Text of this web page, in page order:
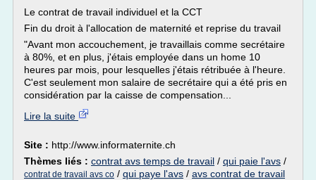
Le contrat de travail individuel et la CCT
Fin du droit à l'allocation de maternité et reprise du travail
"Avant mon accouchement, je travaillais comme secrétaire
à 80%, et en plus, j'étais employée dans un home 10
heures par mois, pour lesquelles j'étais rétribuée à l'heure.
C'est seulement mon salaire de secrétaire qui a été pris en
considération par la caisse de compensation...
Lire la suite
Site : http://www.informaternite.ch
Thèmes liés : contrat avs temps de travail / qui paie l'avs /
contrat de travail avs co / qui paye l'avs / avs contrat de travail